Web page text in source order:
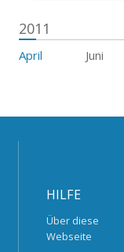
2011
April Juni
HILFE
Über diese
Webseite